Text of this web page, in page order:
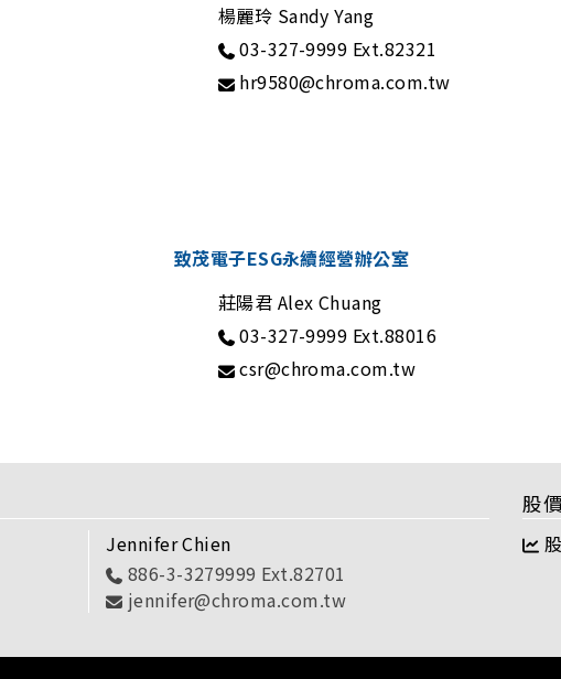
楊麗玲 Sandy Yang
03-327-9999 Ext.82321
hr9580@chroma.com.tw
致茂電子ESG永續經營辦公室
莊陽君 Alex Chuang
03-327-9999 Ext.88016
csr@chroma.com.tw
Jennifer Chien
886-3-3279999 Ext.82701
jennifer@chroma.com.tw
股